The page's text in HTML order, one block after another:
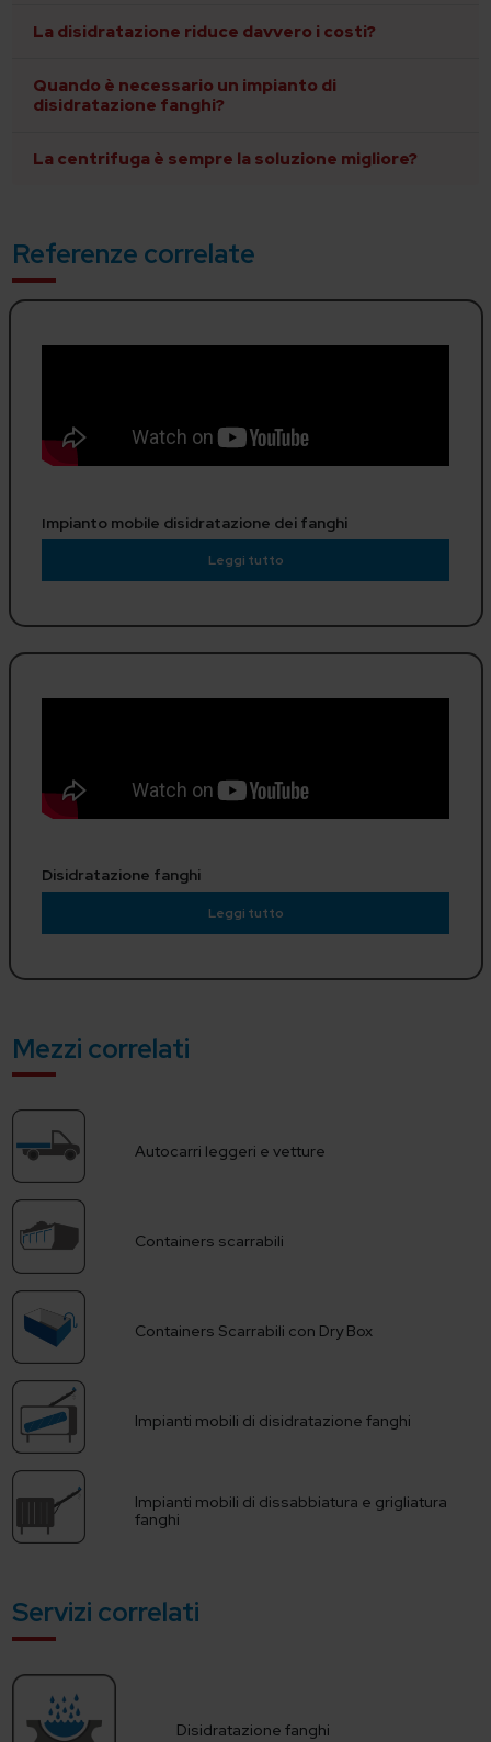
La disidratazione riduce davvero i costi?
Quando è necessario un impianto di
disidratazione fanghi?
La centrifuga è sempre la soluzione migliore?
Referenze correlate
Impianto mobile disidratazione dei fanghi
Leggi tutto
Disidratazione fanghi
Leggi tutto
Mezzi correlati
Autocarri leggeri e vetture
Containers scarrabili
Containers Scarrabili con Dry Box
Impianti mobili di disidratazione fanghi
Impianti mobili di dissabbiatura e grigliatura
fanghi
Servizi correlati
Disidratazione fanghi